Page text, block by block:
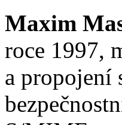
Maxim
roce 1997,
a propojení